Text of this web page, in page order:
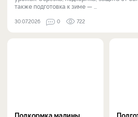
также подготовка к зиме — ...
30.07.2026 0 722
Подкормка малины